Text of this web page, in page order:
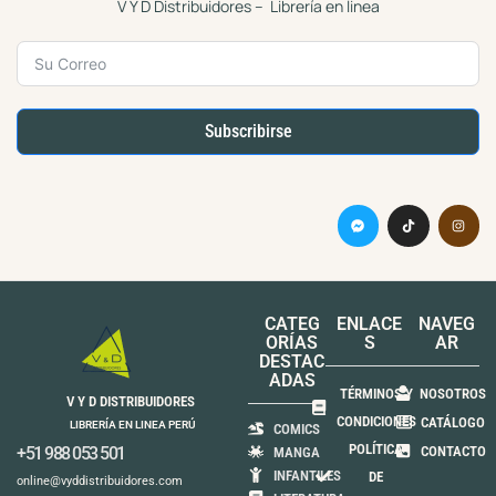
V Y D Distribuidores – Librería en linea
Subscribirse
V Y D DISTRIBUIDORES
LIBRERÍA EN LINEA PERÚ
+51 988 053 501
online@vyddistribuidores.com
CATEG
ORÍAS
DESTAC
ADAS
COMICS
MANGA
INFANTILES
ENLACE
S
TÉRMINOS Y
CONDICIONES
POLÍTICA
DE
NAVEG
AR
NOSOTROS
CATÁLOGO
CONTACTO